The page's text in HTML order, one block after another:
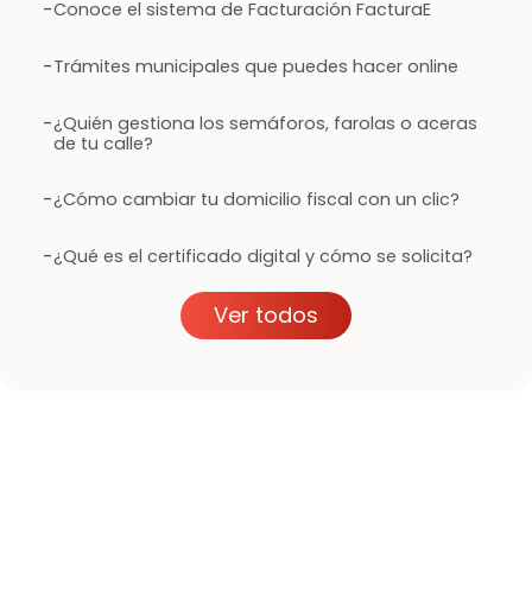
-Conoce el sistema de Facturación FacturaE
-Trámites municipales que puedes hacer online
-¿Quién gestiona los semáforos, farolas o aceras
de tu calle?
-¿Cómo cambiar tu domicilio fiscal con un clic?
-¿Qué es el certificado digital y cómo se solicita?
Ver todos